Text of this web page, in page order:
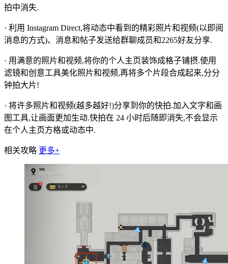
拍中消失.
· 利用 Instagram Direct,将动态中看到的精彩照片和视频(以即阅
消息的方式)、消息和帖子发送给群聊成员和2265好友分享.
· 用满意的照片和视频,将你的个人主页装饰成格子铺摂.使用
滤镜和创意工具美化照片和视频,再将多个片段合成起来,分分
钟拍大片!
· 将许多照片和视频(越多越好!)分享到你的快拍.加入文字和画
图工具,让画面更加生动.快拍在 24 小时后随即消失,不会显示
在个人主页方格或动态中.
相关攻略 更多+